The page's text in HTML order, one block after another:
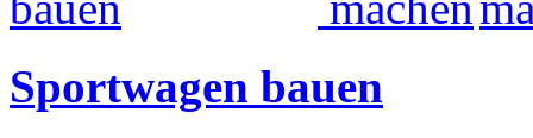
Sportwagen bauen